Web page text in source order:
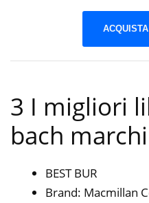
3 I migliori
bach marchi
BEST BUR
Brand: Macmillan